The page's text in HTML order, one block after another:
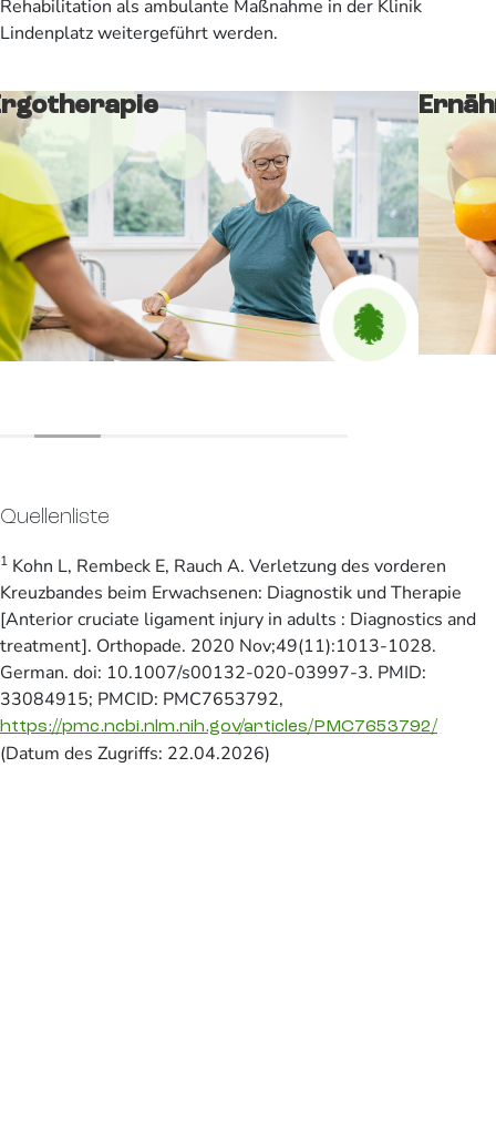
Rehabilitation als ambulante Maßnahme in der Klinik
Lindenplatz weitergeführt werden.
Quellenliste
1 Kohn L, Rembeck E, Rauch A. Verletzung des vorderen
Kreuzbandes beim Erwachsenen: Diagnostik und Therapie
[Anterior cruciate ligament injury in adults : Diagnostics and
treatment]. Orthopade. 2020 Nov;49(11):1013-1028.
German. doi: 10.1007/s00132-020-03997-3. PMID:
33084915; PMCID: PMC7653792,
https://pmc.ncbi.nlm.nih.gov/articles/PMC7653792/
(Datum des Zugriffs: 22.04.2026)